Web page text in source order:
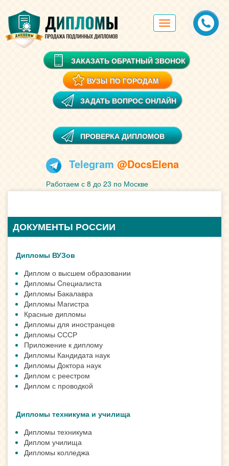
Toggle
navigation
ЗАКАЗАТЬ ОБРАТНЫЙ ЗВОНОК
ВУЗЫ ПО ГОРОДАМ
ЗАДАТЬ ВОПРОС ОНЛАЙН
ПРОВЕРКА ДИПЛОМОВ
Telegram @DocsElena
Работаем с 8 до 23 по Москве
ДОКУМЕНТЫ РОССИИ
Дипломы ВУЗов
Диплом о высшем образовании
Дипломы Cпециалиста
Дипломы Бакалавра
Дипломы Магистра
Красные дипломы
Дипломы для иностранцев
Дипломы СССР
Приложение к диплому
Дипломы Кандидата наук
Дипломы Доктора наук
Диплом с реестром
Диплом с проводкой
Дипломы техникума и училища
Дипломы техникума
Диплом училища
Дипломы колледжа